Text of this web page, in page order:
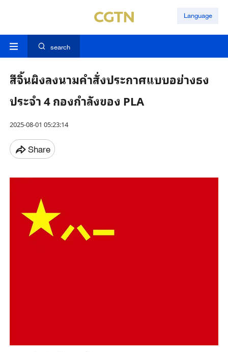
Language
search
สีจิ้นผิงลงนามคำสั่งประกาศแบบอย่างธง
ประจำ 4 กองกำลังของ PLA
2025-08-01 05:23:14
Share